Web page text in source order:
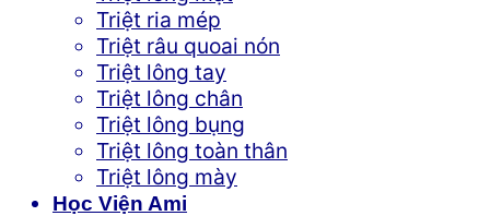
Triệt ria mép
Triệt râu quoai nón
Triệt lông tay
Triệt lông chân
Triệt lông bụng
Triệt lông toàn thân
Triệt lông mày
Học Viện Ami